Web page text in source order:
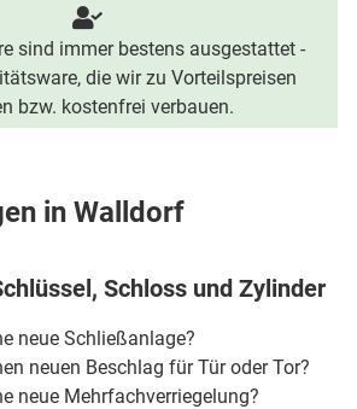
sind immer bestens ausgestattet -
die wir zu Vorteilspreisen
bzw. kostenfrei verbauen.
in Walldorf
Schloss und Zylinder
neue Schließanlage?
neuen Beschlag für Tür oder Tor?
neue Mehrfachverriegelung?